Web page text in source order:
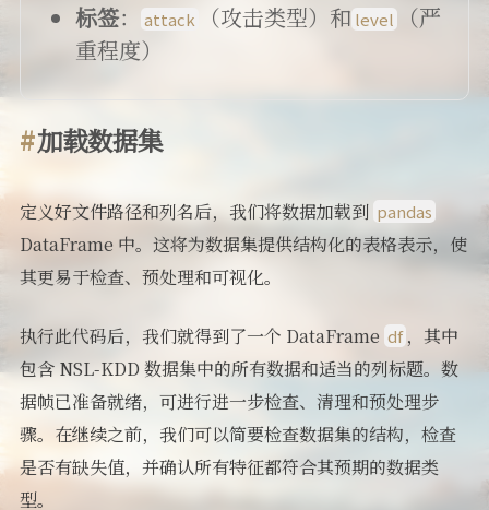
标签： attack （攻击类型）和 level（严
重程度）
加载数据集
定义好文件路径和列名后，我们将数据加载到 pandas
DataFrame 中。这将为数据集提供结构化的表格表示，使
其更易于检查、预处理和可视化。
执行此代码后，我们就得到了一个 DataFrame df ，其中
包含 NSL-KDD 数据集中的所有数据和适当的列标题。数
据帧已准备就绪，可进行进一步检查、清理和预处理步
骤。在继续之前，我们可以简要检查数据集的结构，检查
是否有缺失值，并确认所有特征都符合其预期的数据类
型。